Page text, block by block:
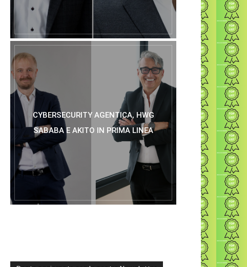
CYBERSECURITY AGENTICA, HWG
SABABA E AKITO IN PRIMA LINEA